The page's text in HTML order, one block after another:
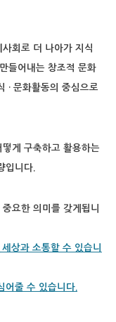
회로 더 나아가 지식
들어내는 창조적 문화
· 문화활동의 중심으로
게 구축하고 활용하는
입니다.
요한 의미를 갖게됩니
상과 소통할 수 있습니
어줄 수 있습니다.